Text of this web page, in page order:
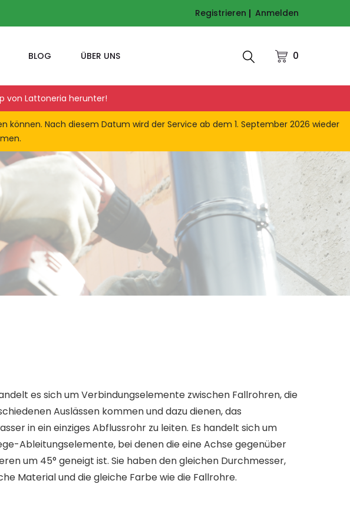
Registrieren Anmelden
0
BLOG ÜBER UNS
von Lattoneria herunter!
Nach diesem Datum wird der Service ab dem 1. September 2026 wieder
es sich um Verbindungselemente zwischen Fallrohren, die
Auslässen kommen und dazu dienen, das
in ein einziges Abflussrohr zu leiten. Es handelt sich um
Ableitungselemente, bei denen die eine Achse gegenüber
um 45° geneigt ist. Sie haben den gleichen Durchmesser,
Material und die gleiche Farbe wie die Fallrohre.